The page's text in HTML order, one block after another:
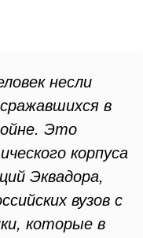
несли
в
Это
корпуса
Эквадора,
вузов с
которые в